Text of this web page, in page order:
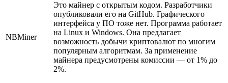
NBMiner
Это майнер с открытым кодом. Разработчики
опубликовали его на GitHub. Графического
интерфейса у ПО тоже нет. Программа работает
на Linux и Windows. Она предлагает
возможность добычи криптовалют по многим
популярным алгоритмам. За применение
майнера предусмотрены комиссии — от 1% до
2%.